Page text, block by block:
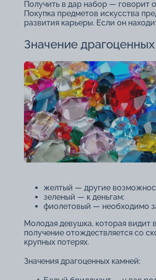
Получить в дар набор — говорит
Покупка предметов искусства
развития карьеры. Если он
Значение
желтый ― другие
зеленый ― к деньгам;
фиолетовый ― необходимо
Молодая девушка, которая видит
получение отождествляется со
крупных потерях.
Значения драгоценных камней: